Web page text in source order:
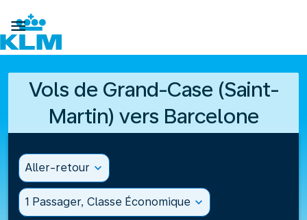

Vols de Grand-Case (Saint-
Martin) vers Barcelone
Aller-retour expand_more
1 Passager, Classe Économique expand_more